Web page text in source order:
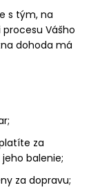
s tým, na
Vášho
dohoda má
za
balenie;
za dopravu;